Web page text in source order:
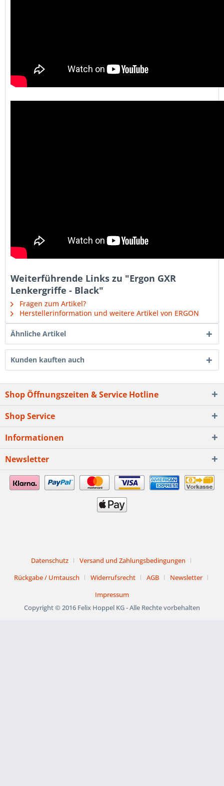
Weiterführende Links zu "Ergon GXR
Lenkergriffe - Black"
Fragen zum Artikel?
Herstellerinformation und weitere Artikel von ERGON
Ähnliche Artikel
Kunden kauften auch
Shop Öffnungszeiten & Service Hotline
Shop Service
Informationen
Newsletter
Datenschutz
Versand und Zahlungsbedingungen
Rückgabe / Umtausch
Widerrufsrecht AGB
Newsletter
Impressum
Copyright © 2016 Felix Hoppel KG - Alle Rechte vorbehalten